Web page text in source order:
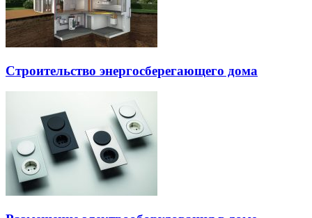
Строительство энергосберегающего дома